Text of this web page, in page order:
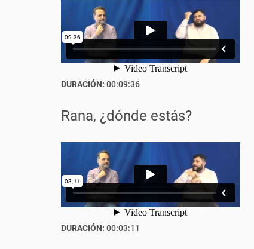
DURACIÓN: 00:09:36
Rana, ¿dónde estás?
DURACIÓN: 00:03:11